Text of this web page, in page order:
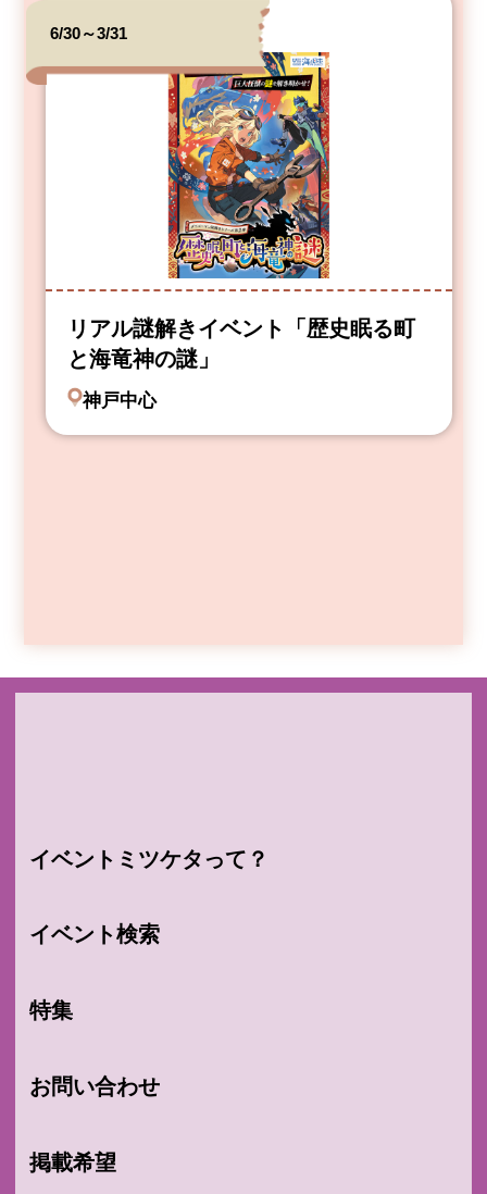
6/30～3/31
リアル謎解きイベント「歴史眠る町
と海竜神の謎」
神戸中心
イベントミツケタって？
イベント検索
特集
お問い合わせ
掲載希望